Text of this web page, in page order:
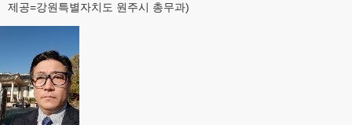
제공=강원특별자치도 원주시 총무과)